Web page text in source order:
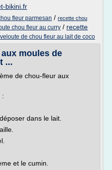
bikini.fr
fleur parmesan / recette chou
chou fleur au curry / recette
veloute de chou fleur au lait de coco
moules de
...
de chou-fleur aux
:
dans le lait.
et le cumin.